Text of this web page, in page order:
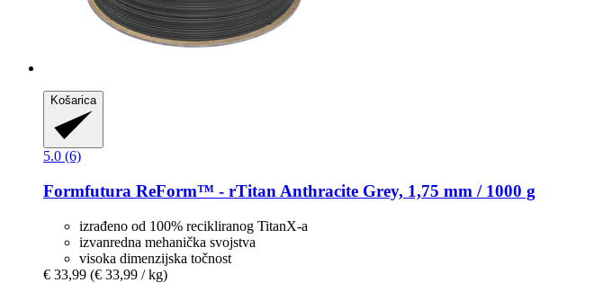
Košarica
5.0 (6)
Formfutura ReForm™ -​ rTitan Anthracite Grey, 1,75 mm / 1000 g
izrađeno od 100% recikliranog TitanX-a
izvanredna mehanička svojstva
visoka dimenzijska točnost
€ 33,99 (€ 33,99 / kg)